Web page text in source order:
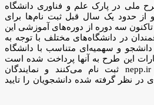
ملی در پارک علم و فناوری دانشگاه
و از حدود یک سال قبل ثبت نام‌ها برای
سه دوره از دوره‌های آموزشی این
در دانشگاه‌های مختلف با توجه به
و سهمیه‌ای متناسب با دانشگاه
این طرح به آنها پرداخت شده است
در سایت طرح به نشانی nepp.ir ثبت نام می‌کنند و نمایندگان
در نظر گرفته شده دانشجویان را تایید